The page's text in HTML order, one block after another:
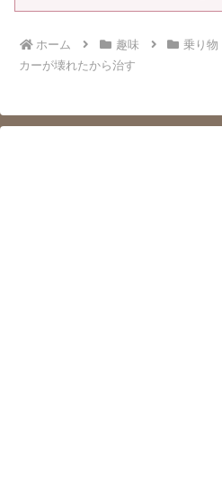
ホーム 趣味 乗り物
カーが壊れたから治す